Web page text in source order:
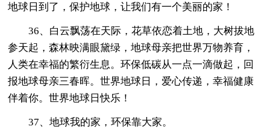
地球日到了，保护地球，让我们有一个美丽的家！
36、白云飘荡在天际，花草依恋着土地，大树拔地
参天起，森林映满眼黛绿，地球母亲把世界万物养育，
人类在幸福的繁衍生息。环保低碳从一点一滴做起，回
报地球母亲三春晖。世界地球日，爱心传递，幸福健康
伴着你。世界地球日快乐！
37、地球我的家，环保靠大家。